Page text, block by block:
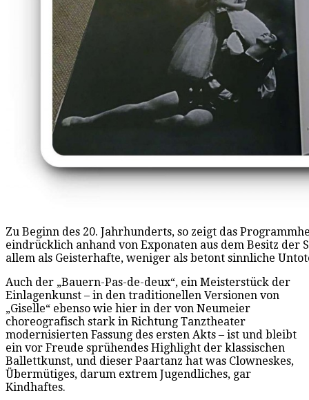
Zu Beginn des 20. Jahrhunderts, so zeigt das
eindrücklich anhand von Exponaten aus dem Besitz der
allem als Geisterhafte, weniger als betont sinnliche
Auch der „Bauern-Pas-de-deux“, ein Meisterstück der
Einlagenkunst – in den traditionellen Versionen von
„Giselle“ ebenso wie hier in der von Neumeier
choreografisch stark in Richtung Tanztheater
modernisierten Fassung des ersten Akts – ist und bleibt
ein vor Freude sprühendes Highlight der klassischen
Ballettkunst, und dieser Paartanz hat was Clowneskes,
Übermütiges, darum extrem Jugendliches, gar
Kindhaftes.